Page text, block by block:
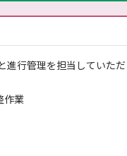
進行管理を担当していた
作業